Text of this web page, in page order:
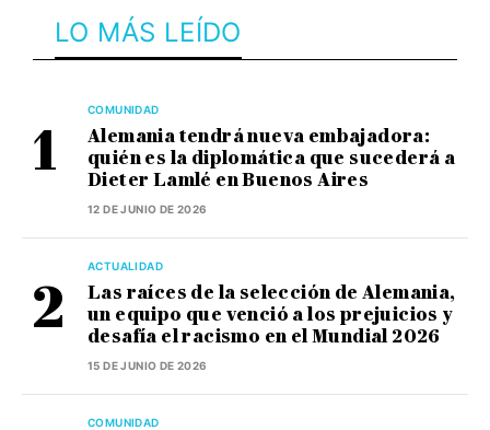
LO MÁS LEÍDO
COMUNIDAD
Alemania tendrá nueva embajadora:
quién es la diplomática que sucederá a
Dieter Lamlé en Buenos Aires
12 DE JUNIO DE 2026
ACTUALIDAD
Las raíces de la selección de Alemania,
un equipo que venció a los prejuicios y
desafía el racismo en el Mundial 2026
15 DE JUNIO DE 2026
COMUNIDAD